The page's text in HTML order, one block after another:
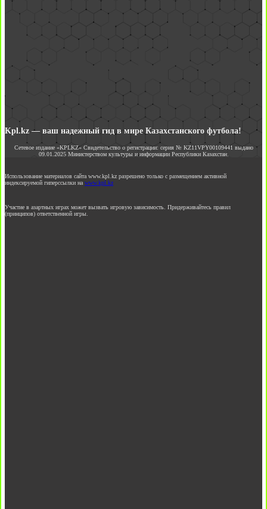
Kpl.kz — ваш надежный гид в мире Казахстанского футбола!
Сетевое издание «KPLKZ» Свидетельство о регистрации: серия № KZ11VPY00109441 выдано
09.01.2025 Министерством культуры и информации Республики Казахстан.
Использование материалов сайта www.kpl.kz разрешено только с размещением активной
индексируемой гиперссылки на www.kpl.kz
Участие в азартных играх может вызвать игровую зависимость. Придерживайтесь правил
(принципов) ответственной игры.